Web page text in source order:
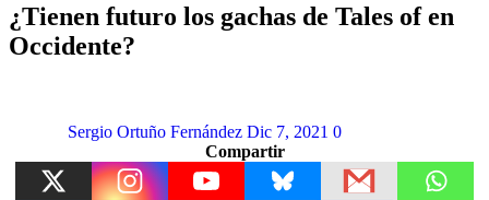
¿Tienen futuro los gachas de Tales of en
Occidente?
Sergio Ortuño Fernández Dic 7, 2021 0
Compartir